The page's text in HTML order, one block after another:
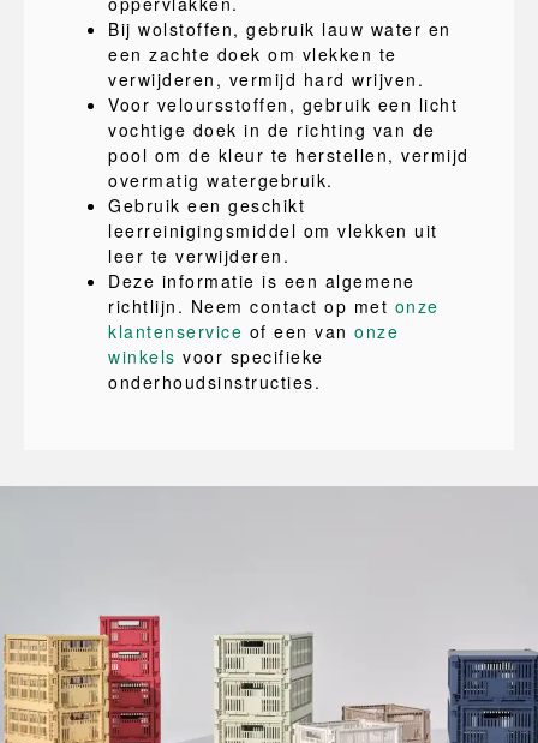
Bij wolstoffen, gebruik lauw water en
een zachte doek om vlekken te
verwijderen, vermijd hard wrijven.
Voor veloursstoffen, gebruik een licht
vochtige doek in de richting van de
pool om de kleur te herstellen, vermijd
overmatig watergebruik.
Gebruik een geschikt
leerreinigingsmiddel om vlekken uit
leer te verwijderen.
Deze informatie is een algemene
richtlijn. Neem contact op met onze
klantenservice of een van onze
winkels voor specifieke
onderhoudsinstructies.